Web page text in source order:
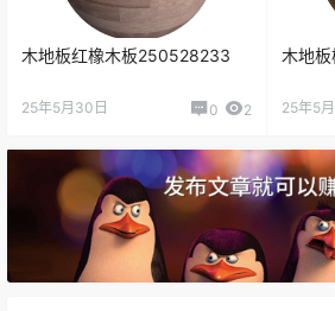
木地板红橡木板250528233
25年5月30日 0 2
木地
25年5